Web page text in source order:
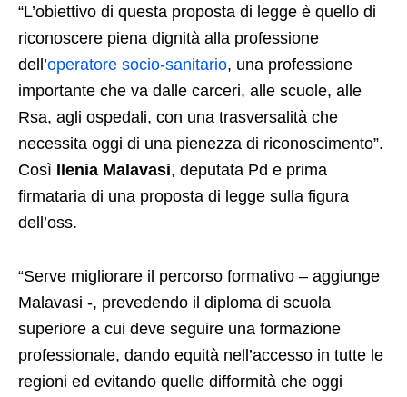
“L’obiettivo di questa proposta di legge è quello di
riconoscere piena dignità alla professione
dell’operatore socio-sanitario, una professione
importante che va dalle carceri, alle scuole, alle
Rsa, agli ospedali, con una trasversalità che
necessita oggi di una pienezza di riconoscimento”.
Così Ilenia Malavasi, deputata Pd e prima
firmataria di una proposta di legge sulla figura
dell’oss.
“Serve migliorare il percorso formativo – aggiunge
Malavasi -, prevedendo il diploma di scuola
superiore a cui deve seguire una formazione
professionale, dando equità nell’accesso in tutte le
regioni ed evitando quelle difformità che oggi